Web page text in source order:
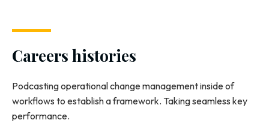
Careers histories
Podcasting operational change management inside of
workflows to establish a framework. Taking seamless key
performance.